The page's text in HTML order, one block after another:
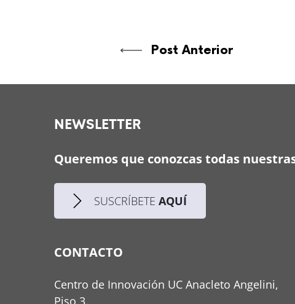
Post Anterior
NEWSLETTER
Queremos que conozcas todas
SUSCRÍBETE AQUÍ
CONTACTO
Centro de Innovación UC Anacleto Angelini,
Piso 3.